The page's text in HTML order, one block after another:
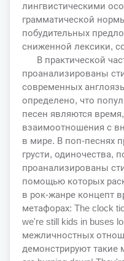
лингвистическими
грамматической
побудительных
сниженной лексики,
В практической
проанализированы
современных
определено, что
песен являются
взаимоотношения с
в мире. В поп-песнях
грусти, одиночества,
проанализированы
помощью которых
в рок-жанре концепт
метафорах: The clock
we're still kids in buses
межличностных
демонстрируют такие